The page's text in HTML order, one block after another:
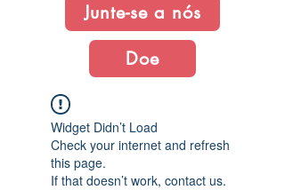
Junte-se a nós
Doe
Widget Didn’t Load
Check your internet and refresh
this page.
If that doesn’t work, contact us.